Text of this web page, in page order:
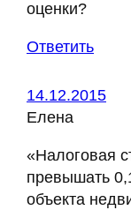
оценки?
Ответить
14.12.2015
Елена
«Налоговая
превышать
объекта